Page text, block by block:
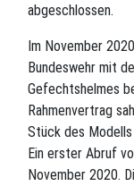
abgeschlossen.
Im November
Bundeswehr mit
Gefechtshelmes
Rahmenvertrag
Stück des
Ein erster Abruf
November 2020.